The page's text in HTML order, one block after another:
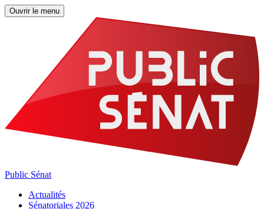
Ouvrir le menu
Public Sénat
Actualités
Sénatoriales 2026